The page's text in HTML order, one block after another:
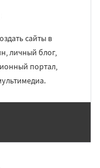
сайты в
личный блог,
портал,